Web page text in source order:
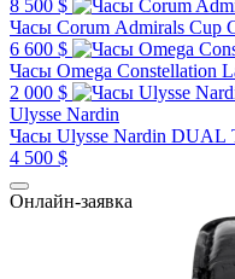
8 500 $
Часы Corum Admirals Cup
6 600 $
Часы Omega Constellation
2 000 $
Ulysse Nardin
Часы Ulysse Nardin
4 500 $
Онлайн-заявка